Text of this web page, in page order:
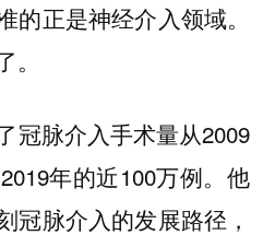
的正是神经介入领域。
冠脉介入手术量从2009
年的近100万例。他
冠脉介入的发展路径，